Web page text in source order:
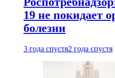
19 не покидает
болезни
3 года спустя2 года спустя